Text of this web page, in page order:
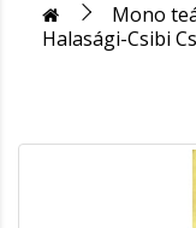
Mono
Halasági-Csibi